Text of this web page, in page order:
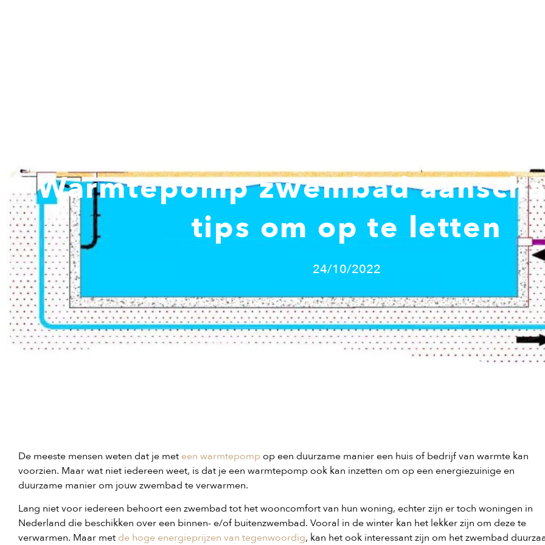
Warmtepomp zwembad
tips om op te letten
24/10/2022
De meeste mensen weten dat je met een warmtepomp op een duurzame manier een huis of bedrijf van warmte kan
voorzien. Maar wat niet iedereen weet, is dat je een warmtepomp ook kan inzetten om op een energiezuinige en
duurzame manier om jouw zwembad te verwarmen.
Lang niet voor iedereen behoort een zwembad tot het wooncomfort van hun woning, echter zijn er toch woningen in
Nederland die beschikken over een binnen- e/of buitenzwembad. Vooral in de winter kan het lekker zijn om deze te
verwarmen. Maar met de hoge energieprijzen van tegenwoordig, kan het ook interessant zijn om het zwembad